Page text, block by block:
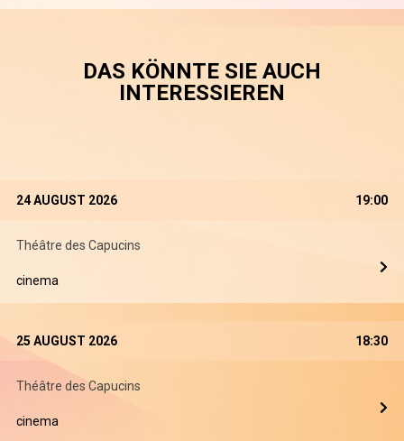
DAS KÖNNTE SIE AUCH
INTERESSIEREN
24 AUGUST 2026 19:00
Théâtre des Capucins
cinema
25 AUGUST 2026 18:30
Théâtre des Capucins
cinema